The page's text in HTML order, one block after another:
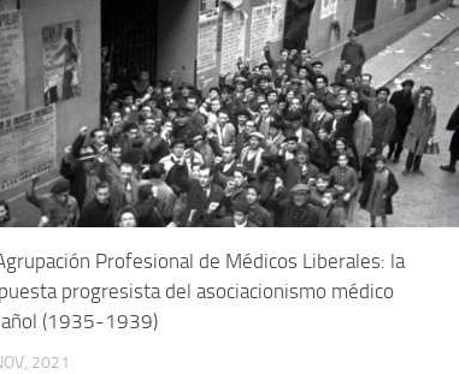
Profesional de Médicos Liberales: la
progresista del asociacionismo médico
(1935-1939)
2021